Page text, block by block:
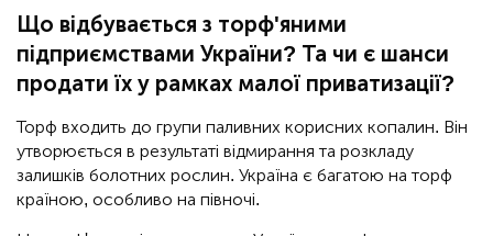
Що відбувається з торф'яними
підприємствами України? Та чи є шанси
продати їх у рамках малої приватизації?
Торф входить до групи паливних корисних копалин. Він
утворюється в результаті відмирання та розкладу
залишків болотних рослин. Україна є багатою на торф
країною, особливо на півночі.